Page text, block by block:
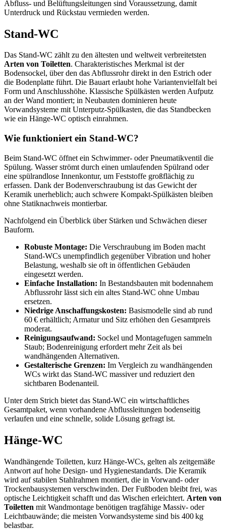
Abfluss‑ und Belüftungsleitungen sind Voraussetzung, damit
Unterdruck und Rückstau vermieden werden.
Stand‑WC
Das Stand‑WC zählt zu den ältesten und weltweit verbreitetsten
Arten von Toiletten. Charakteristisches Merkmal ist der
Bodensockel, über den das Abflussrohr direkt in den Estrich oder
die Bodenplatte führt. Die Bauart erlaubt hohe Variantenvielfalt bei
Form und Anschlusshöhe. Klassische Spülkästen werden Aufputz
an der Wand montiert; in Neubauten dominieren heute
Vorwandsysteme mit Unterputz‑Spülkasten, die das Standbecken
wie ein Hänge‑WC optisch einrahmen.
Wie funktioniert ein Stand‑WC?
Beim Stand‑WC öffnet ein Schwimmer‑ oder Pneumatikventil die
Spülung. Wasser strömt durch einen umlaufenden Spülrand oder
eine spülrandlose Innenkontur, um Feststoffe großflächig zu
erfassen. Dank der Bodenverschraubung ist das Gewicht der
Keramik unerheblich; auch schwere Kompakt‑Spülkästen bleiben
ohne Statiknachweis montierbar.
Nachfolgend ein Überblick über Stärken und Schwächen dieser
Bauform.
Robuste Montage: Die Verschraubung im Boden macht
Stand‑WCs unempfindlich gegenüber Vibration und hoher
Belastung, weshalb sie oft in öffentlichen Gebäuden
eingesetzt werden.
Einfache Installation: In Bestandsbauten mit bodennahem
Abflussrohr lässt sich ein altes Stand‑WC ohne Umbau
ersetzen.
Niedrige Anschaffungskosten: Basismodelle sind ab rund
60 € erhältlich; Armatur und Sitz erhöhen den Gesamtpreis
moderat.
Reinigungsaufwand: Sockel und Montagefugen sammeln
Staub; Bodenreinigung erfordert mehr Zeit als bei
wandhängenden Alternativen.
Gestalterische Grenzen: Im Vergleich zu wandhängenden
WCs wirkt das Stand‑WC massiver und reduziert den
sichtbaren Bodenanteil.
Unter dem Strich bietet das Stand‑WC ein wirtschaftliches
Gesamtpaket, wenn vorhandene Abflussleitungen bodenseitig
verlaufen und eine schnelle, solide Lösung gefragt ist.
Hänge‑WC
Wandhängende Toiletten, kurz Hänge‑WCs, gelten als zeitgemäße
Antwort auf hohe Design‑ und Hygienestandards. Die Keramik
wird auf stabilen Stahlrahmen montiert, die in Vorwand‑ oder
Trockenbausystemen verschwinden. Der Fußboden bleibt frei, was
optische Leichtigkeit schafft und das Wischen erleichtert. Arten von
Toiletten mit Wandmontage benötigen tragfähige Massiv‑ oder
Leichtbauwände; die meisten Vorwandsysteme sind bis 400 kg
belastbar.